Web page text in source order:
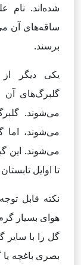
برسند.
یکی دیگر از
گلبرگ‌های
می‌شوند.
می‌شوند، اما
می‌شوند. این
تا اوایل
نکته قابل
هوای بسیار
گل را با سایر
بصری باغچه